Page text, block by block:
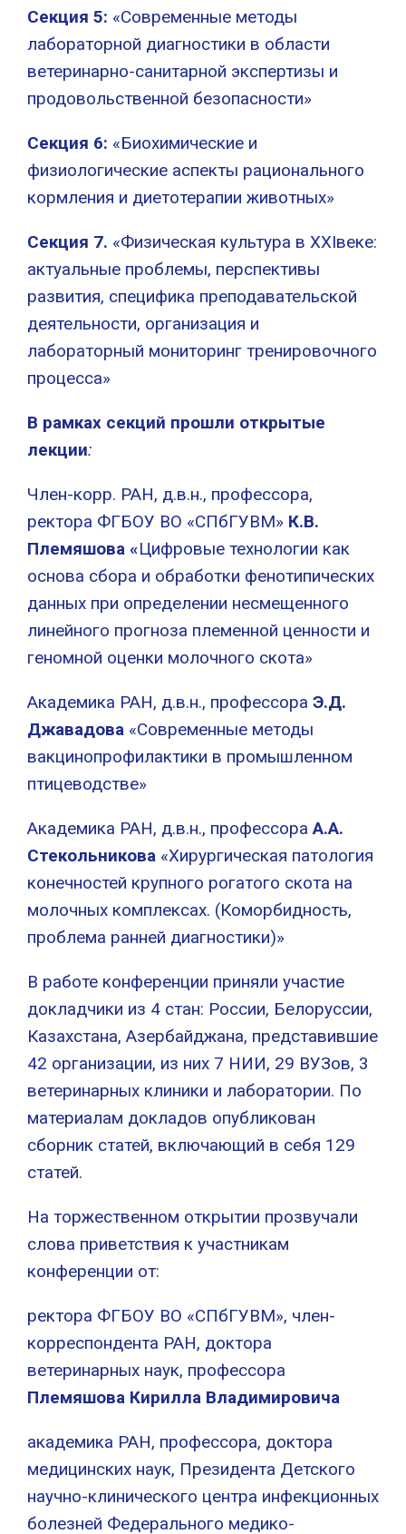
Секция 5: «Современные методы
лабораторной диагностики в области
ветеринарно-санитарной экспертизы и
продовольственной безопасности»
Секция 6: «Биохимические и
физиологические аспекты рационального
кормления и диетотерапии животных»
Секция 7. «Физическая культура в XXIвеке:
актуальные проблемы, перспективы
развития, специфика преподавательской
деятельности, организация и
лабораторный мониторинг тренировочного
процесса»
В рамках секций прошли открытые
лекции:
Член-корр. РАН, д.в.н., профессора,
ректора ФГБОУ ВО «СПбГУВМ» К.В.
Племяшова «Цифровые технологии как
основа сбора и обработки фенотипических
данных при определении несмещенного
линейного прогноза племенной ценности и
геномной оценки молочного скота»
Академика РАН, д.в.н., профессора Э.Д.
Джавадова «Современные методы
вакцинопрофилактики в промышленном
птицеводстве»
Академика РАН, д.в.н., профессораА.А.
Стекольникова «Хирургическая патология
конечностей крупного рогатого скота на
молочных комплексах. (Коморбидность,
проблема ранней диагностики)»
В работе конференции приняли участие
докладчики из 4 стан: России, Белоруссии,
Казахстана, Азербайджана, представившие
42 организации, из них 7 НИИ, 29 ВУЗов, 3
ветеринарных клиники и лаборатории. По
материалам докладов опубликован
сборник статей, включающий в себя 129
статей.
На торжественном открытии прозвучали
слова приветствия к участникам
конференции от:
ректора ФГБОУ ВО «СПбГУВМ», член-
корреспондента РАН, доктора
ветеринарных наук, профессора
Племяшова Кирилла Владимировича
академика РАН, профессора, доктора
медицинских наук, Президента Детского
научно-клинического центра инфекционных
болезней Федерального медико-